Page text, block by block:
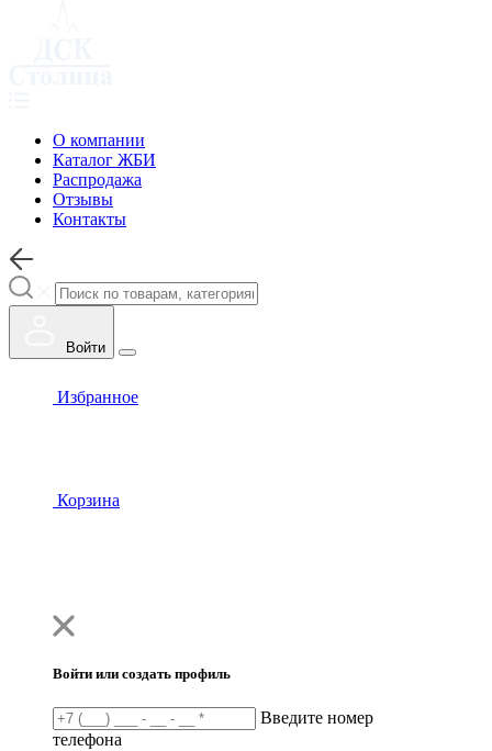
О компании
Каталог ЖБИ
Распродажа
Отзывы
Контакты
Войти
Избранное
Корзина
Войти или создать профиль
Введите номер
телефона